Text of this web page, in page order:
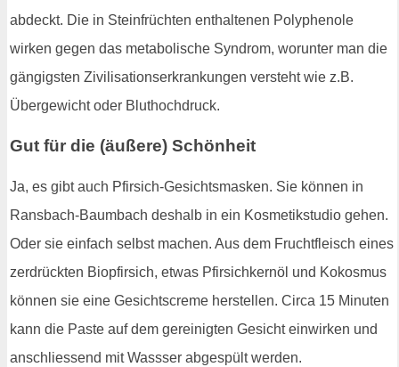
abdeckt. Die in Steinfrüchten enthaltenen Polyphenole
wirken gegen das metabolische Syndrom, worunter man die
gängigsten Zivilisationserkrankungen versteht wie z.B.
Übergewicht oder Bluthochdruck.
Gut für die (äußere) Schönheit
Ja, es gibt auch Pfirsich-Gesichtsmasken. Sie können in
Ransbach-Baumbach deshalb in ein Kosmetikstudio gehen.
Oder sie einfach selbst machen. Aus dem Fruchtfleisch eines
zerdrückten Biopfirsich, etwas Pfirsichkernöl und Kokosmus
können sie eine Gesichtscreme herstellen. Circa 15 Minuten
kann die Paste auf dem gereinigten Gesicht einwirken und
anschliessend mit Wassser abgespült werden.